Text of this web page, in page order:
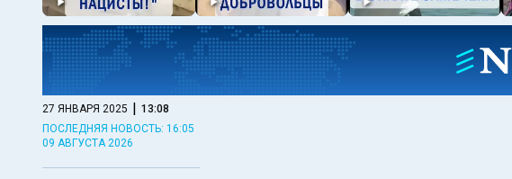
27 ЯНВАРЯ 2025 | 13:08
ПОСЛЕДНЯЯ НОВОСТЬ: 16:05
09 АВГУСТА 2026